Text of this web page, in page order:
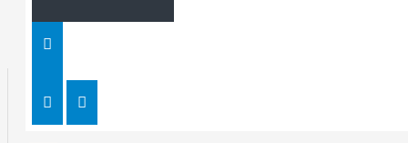
TEMPÉRATURES
SPÉCIALISÉ